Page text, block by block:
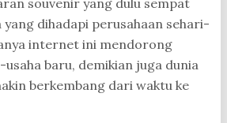
souvenir yang dulu sempat
yang dihadapi perusahaan sehari-
internet ini mendorong
usaha baru, demikian juga dunia
berkembang dari waktu ke